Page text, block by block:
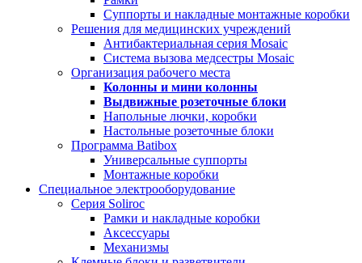
Суппорты и накладные монтажные коробки
Решения для медицинских учреждений
Антибактериальная серия Mosaic
Система вызова медсестры Mosaic
Организация рабочего места
Колонны и мини колонны
Выдвижные розеточные блоки
Напольные лючки, коробки
Настольные розеточные блоки
Программа Batibox
Универсальные суппорты
Монтажные коробки
Специальное электрооборудование
Серия Soliroc
Рамки и накладные коробки
Аксессуары
Механизмы